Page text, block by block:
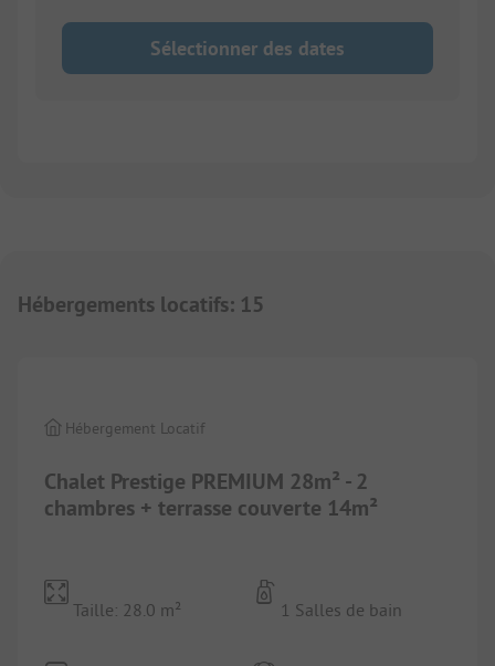
Sélectionner des dates
Hébergements locatifs: 15
Chalet Prestige PREMIUM 28m² - 2
chambres + terrasse couverte 14m²
Hébergement Locatif
Taille: 28.0 m² 1 Salles de bain